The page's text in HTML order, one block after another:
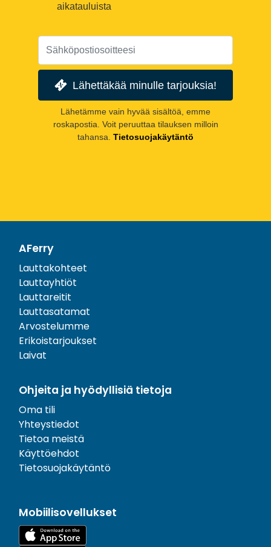
aikatauluista
Lähettäkää minulle tarjouksia!
Lähetämme vain hyvää sisältöä, emme
roskapostia. Voit peruuttaa tilauksen milloin
tahansa. Tietosuojakäytäntö
AFerry
Lauttakohteet
Lauttayhtiöt
Lauttareitit
Lauttasatamat
Arvostelumme
Erikoistarjoukset
Laivat
Ohjeita ja hyödyllisiä tietoja
Oma tili
Yhteystiedot
Tietoa meistä
Käyttöehdot
Tietosuojakäytäntö
Mobiilisovellukset